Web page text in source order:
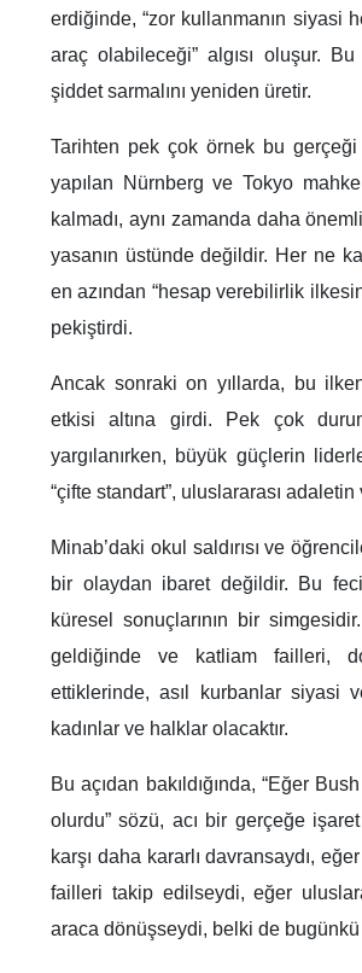
erdiğinde, “zor kullanmanın siyasi
araç olabileceği” algısı oluşur.
şiddet sarmalını yeniden üretir.
Tarihten pek çok örnek bu gerçeği
yapılan Nürnberg ve Tokyo
kalmadı, aynı zamanda daha
yasanın üstünde değildir. Her ne
en azından “hesap verebilirlik
pekiştirdi.
Ancak sonraki on yıllarda, bu
etkisi altına girdi. Pek çok
yargılanırken, büyük güçlerin
“çifte standart”, uluslararası
Minab’daki okul saldırısı ve
bir olaydan ibaret değildir. Bu
küresel sonuçlarının bir
geldiğinde ve katliam failleri,
ettiklerinde, asıl kurbanlar siyasi
kadınlar ve halklar olacaktır.
Bu açıdan bakıldığında, “Eğer
olurdu” sözü, acı bir gerçeğe
karşı daha kararlı davransaydı,
failleri takip edilseydi, eğer
araca dönüşseydi, belki de